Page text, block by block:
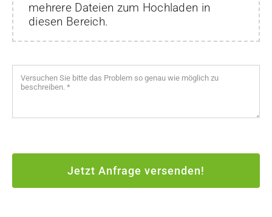
mehrere Dateien zum Hochladen in
diesen Bereich.
Jetzt Anfrage versenden!